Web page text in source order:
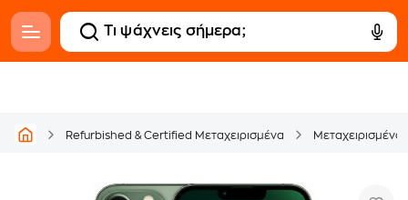
Refurbished & Certified Μεταχειρισμένα